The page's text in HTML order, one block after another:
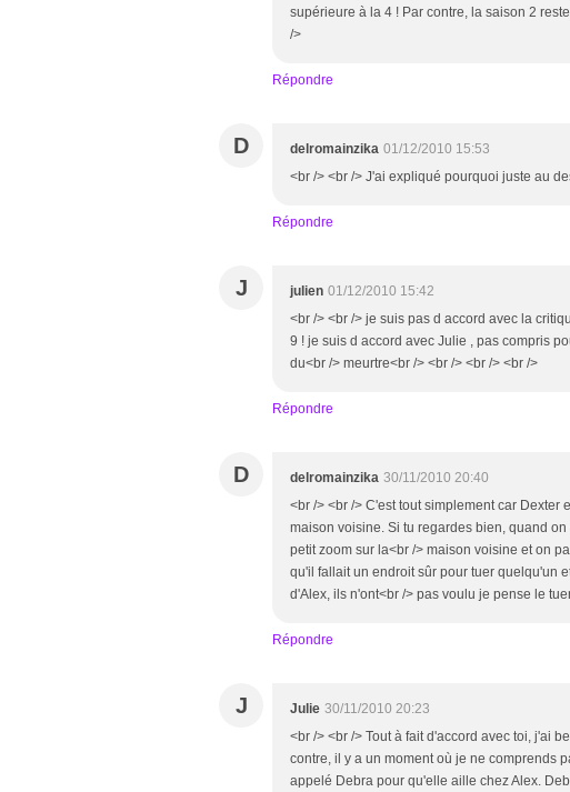
supérieure à la 4 ! Par contre, la saison 2
/>
Répondre
D delromainzika 01/12/2010 15:53
<br /> <br /> J'ai expliqué pourquoi juste au
Répondre
J julien 01/12/2010 15:42
<br /> <br /> je suis pas d accord avec la
9 ! je suis d accord avec Julie , pas compris
du<br /> meurtre<br /> <br /> <br /> <br />
Répondre
D delromainzika 30/11/2010 20:40
<br /> <br /> C'est tout simplement car Dexter
maison voisine. Si tu regardes bien, quand
petit zoom sur la<br /> maison voisine et on
qu'il fallait un endroit sûr pour tuer quelqu'un
d'Alex, ils n'ont<br /> pas voulu je pense le
Répondre
J Julie 30/11/2010 20:23
<br /> <br /> Tout à fait d'accord avec toi, j'ai
contre, il y a un moment où je ne comprends
appelé Debra pour qu'elle aille chez Alex.